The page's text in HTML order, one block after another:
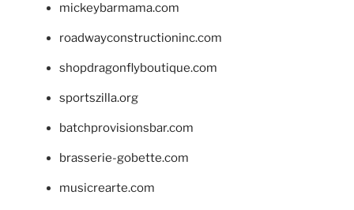
mickeybarmama.com
roadwayconstructioninc.com
shopdragonflyboutique.com
sportszilla.org
batchprovisionsbar.com
brasserie-gobette.com
musicrearte.com